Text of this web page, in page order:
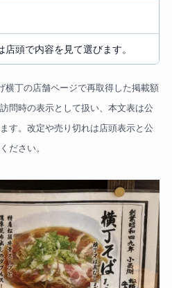
頭で内容を見て選びます。
丁の店舗ページで再取得した掲載額
問時の表示として扱い、本文表は公
す。改定や売り切れは店頭表示と公
ださい。